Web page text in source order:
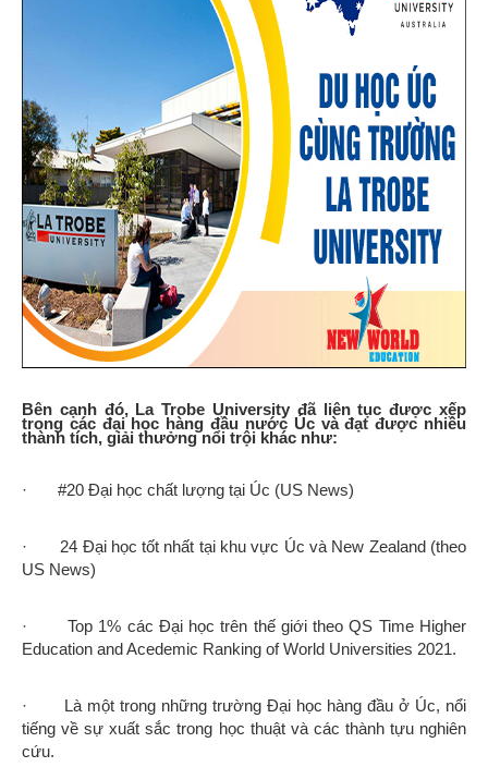
Bên cạnh đó, La Trobe University đã liên tục được xếp
trong các đại học hàng đầu nước Úc và đạt được nhiều
thành tích, giải thưởng nổi trội khác như:
· #20 Đại học chất lượng tại Úc (US News)
· 24 Đại học tốt nhất tại khu vực Úc và New Zealand (theo
US News)
· Top 1% các Đại học trên thế giới theo QS Time Higher
Education and Acedemic Ranking of World Universities 2021.
· Là một trong những trường Đại học hàng đầu ở Úc, nổi
tiếng về sự xuất sắc trong học thuật và các thành tựu nghiên
cứu.